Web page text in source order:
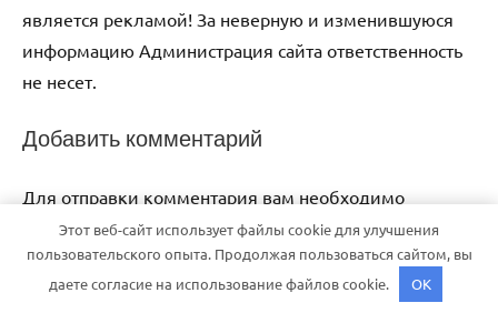
является рекламой! За неверную и изменившуюся
информацию Администрация сайта ответственность
не несет.
Добавить комментарий
Для отправки комментария вам необходимо
авторизоваться
Тема WordPress: Dynamico от ThemeZee.
Этот веб-сайт использует файлы cookie для улучшения
пользовательского опыта. Продолжая пользоваться сайтом, вы
даете согласие на использование файлов cookie.
OK